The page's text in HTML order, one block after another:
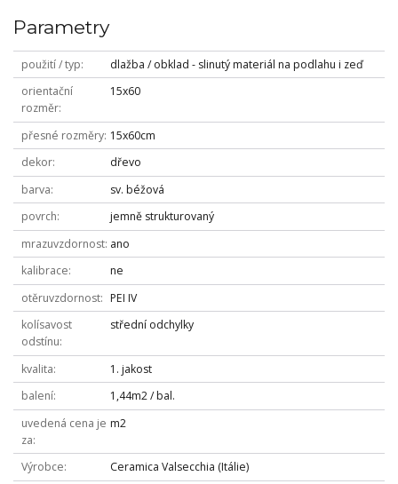
Parametry
použití / typ
dlažba / obklad - slinutý materiál na podlahu i zeď
orientační
rozměr
15x60
přesné rozměry 15x60cm
dekor
dřevo
barva
sv. béžová
povrch
jemně strukturovaný
mrazuvzdornost ano
kalibrace
ne
otěruvzdornost
PEI IV
kolísavost
odstínu
střední odchylky
kvalita
1. jakost
balení
1,44m2 / bal.
uvedená cena je
za
m2
Výrobce
Ceramica Valsecchia (Itálie)